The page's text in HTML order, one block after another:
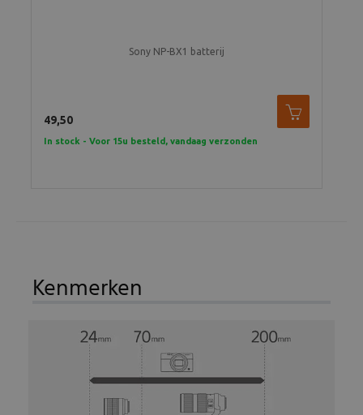
Sony NP-BX1 batterij
49,50
In stock - Voor 15u besteld, vandaag verzonden
Kenmerken